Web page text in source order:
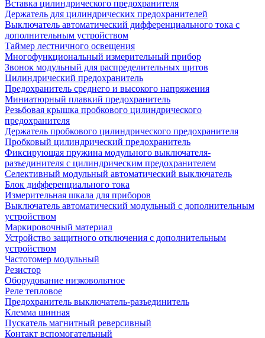
Вставка цилиндрического предохранителя
Держатель для цилиндрических предохранителей
Выключатель автоматический дифференциального тока с
дополнительным устройством
Таймер лестничного освещения
Многофункциональный измерительный прибор
Звонок модульный для распределительных щитов
Цилиндрический предохранитель
Предохранитель среднего и высокого напряжения
Миниатюрный плавкий предохранитель
Резьбовая крышка пробкового цилиндрического
предохранителя
Держатель пробкового цилиндрического предохранителя
Пробковый цилиндрический предохранитель
Фиксирующая пружина модульного выключателя-
разъединителя с цилиндрическим предохранителем
Селективный модульный автоматический выключатель
Блок дифференциального тока
Измерительная шкала для приборов
Выключатель автоматический модульный с дополнительным
устройством
Маркировочный материал
Устройство защитного отключения с дополнительным
устройством
Частотомер модульный
Резистор
Оборудование низковольтное
Реле тепловое
Предохранитель выключатель-разъединитель
Клемма шинная
Пускатель магнитный реверсивный
Контакт вспомогательный